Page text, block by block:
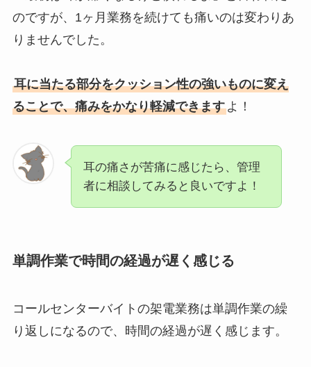
のですが、1ヶ月業務を続けても痛いのは変わりあ
りませんでした。
耳に当たる部分をクッション性の強いものに変え
ることで、痛みをかなり軽減できますよ！
耳の痛さが苦痛に感じたら、管理
者に相談してみると良いですよ！
単調作業で時間の経過が遅く感じる
コールセンターバイトの架電業務は単調作業の繰
り返しになるので、時間の経過が遅く感じます。